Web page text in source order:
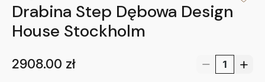
Drabina Step Dębowa Design
House Stockholm
2908.00 zł